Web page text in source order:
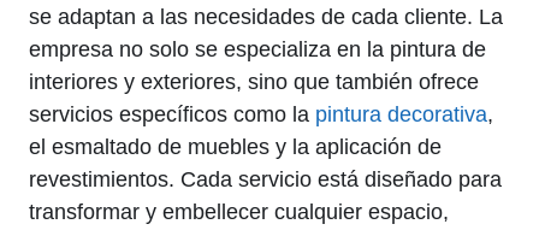
se adaptan a las necesidades de cada cliente. La
empresa no solo se especializa en la pintura de
interiores y exteriores, sino que también ofrece
servicios específicos como la pintura decorativa,
el esmaltado de muebles y la aplicación de
revestimientos. Cada servicio está diseñado para
transformar y embellecer cualquier espacio,